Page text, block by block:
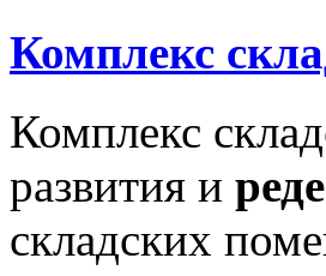
Комплекс
Комплекс
развития и
складских